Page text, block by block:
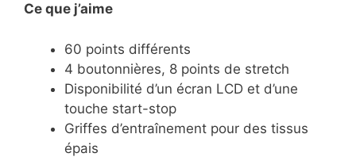
Ce que j’aime
60 points différents
4 boutonnières, 8 points de stretch
Disponibilité d’un écran LCD et d’une
touche start-stop
Griffes d’entraînement pour des tissus
épais